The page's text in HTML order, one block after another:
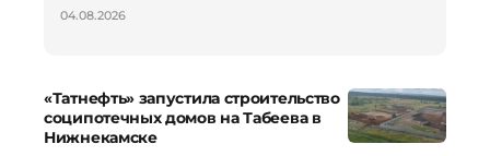
04.08.2026
«Татнефть» запустила строительство
соципотечных домов на Табеева в
Нижнекамске